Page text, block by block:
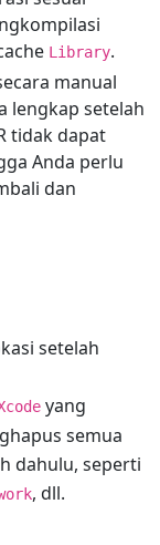
Library.
manual
lengkap setelah
tidak dapat
Anda perlu
dan
setelah
yang
semua
dahulu, seperti
, dll.